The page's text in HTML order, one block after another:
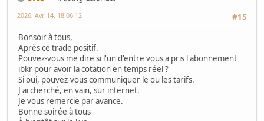
#15
2026, Avr, 14, 18:06:12
Bonsoir à tous,
Après ce trade positif.
Pouvez-vous me dire si l'un d'entre vous a pris l abonnement
ibkr pour avoir la cotation en temps réel ?
Si oui, pouvez-vous communiquer le ou les tarifs.
J ai cherché, en vain, sur internet.
Je vous remercie par avance.
Bonne soirée à tous